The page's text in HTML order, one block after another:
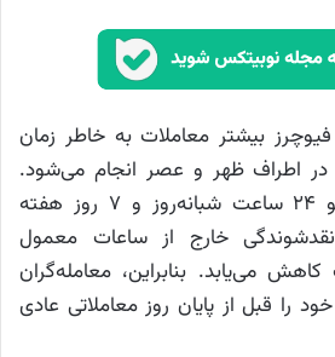
فیوچرز بیشتر معاملات به خاطر زمان
در اطراف ظهر و عصر انجام می‌شود.
هرچند مثلا بازار کریپتو ۲۴ ساعت شبانه‌روز و ۷ روز هفته
خارج از ساعات معمول
می‌یابد. بنابراین، معامله‌گران
را قبل از پایان روز معاملاتی عادی